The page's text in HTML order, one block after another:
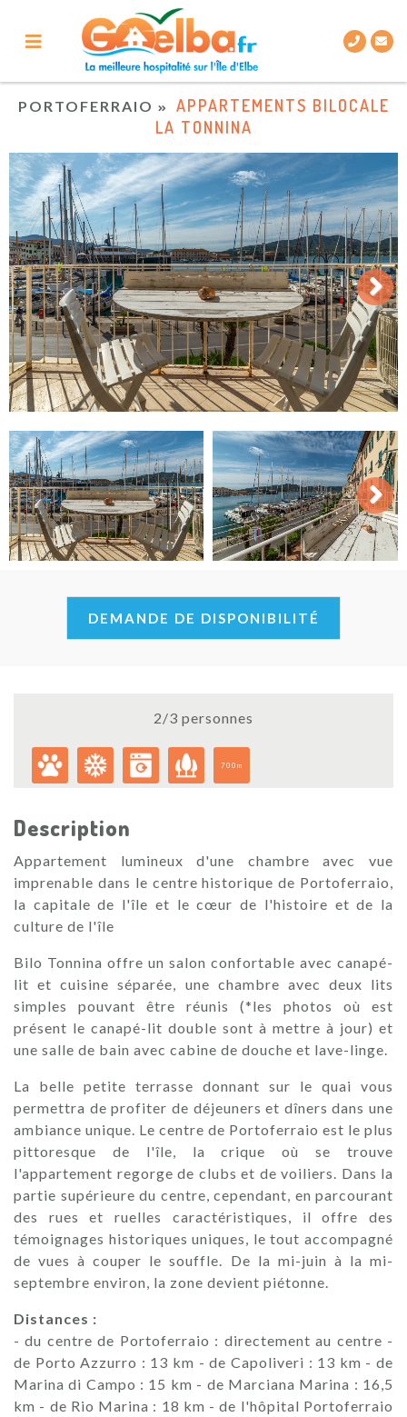
PORTOFERRAIO
APPARTEMENTS BILOCALE
LA TONNINA
Next
Next
DEMANDE DE DISPONIBILITÉ
2/3 personnes
700m
Description
Appartement lumineux d'une chambre avec vue
imprenable dans le centre historique de Portoferraio,
la capitale de l'île et le cœur de l'histoire et de la
culture de l'île
Bilo Tonnina offre un salon confortable avec canapé-
lit et cuisine séparée, une chambre avec deux lits
simples pouvant être réunis (*les photos où est
présent le canapé-lit double sont à mettre à jour) et
une salle de bain avec cabine de douche et lave-linge.
La belle petite terrasse donnant sur le quai vous
permettra de profiter de déjeuners et dîners dans une
ambiance unique. Le centre de Portoferraio est le plus
pittoresque de l'île, la crique où se trouve
l'appartement regorge de clubs et de voiliers. Dans la
partie supérieure du centre, cependant, en parcourant
des rues et ruelles caractéristiques, il offre des
témoignages historiques uniques, le tout accompagné
de vues à couper le souffle. De la mi-juin à la mi-
septembre environ, la zone devient piétonne.
Distances :
- du centre de Portoferraio : directement au centre -
de Porto Azzurro : 13 km - de Capoliveri : 13 km - de
Marina di Campo : 15 km - de Marciana Marina : 16,5
km - de Rio Marina : 18 km - de l'hôpital Portoferraio